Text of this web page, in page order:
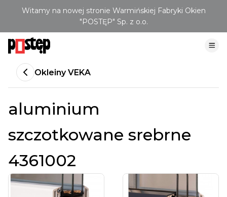
Witamy na nowej stronie Warmińskiej Fabryki Okien
"POSTĘP" Sp. z o.o.
Okleiny VEKA
aluminium
szczotkowane srebrne
4361002